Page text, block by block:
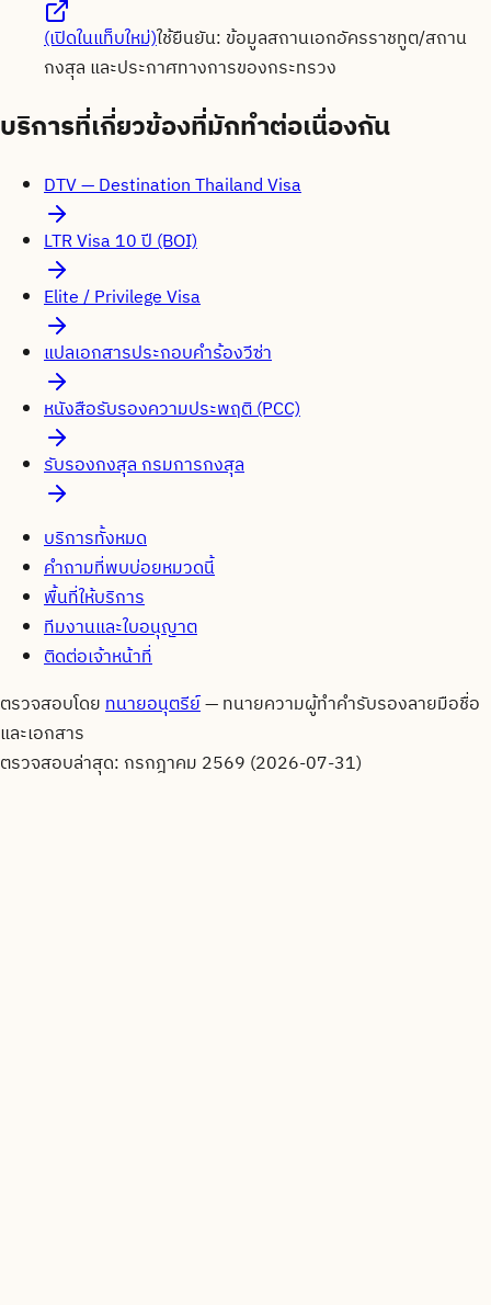
(เปิดในแท็บใหม่)ใช้ยืนยัน: ข้อมูลสถานเอกอัครราชทูต/สถาน
กงสุล และประกาศทางการของกระทรวง
บริการที่เกี่ยวข้องที่มักทำต่อเนื่องกัน
DTV — Destination Thailand Visa
LTR Visa 10 ปี (BOI)
Elite / Privilege Visa
แปลเอกสารประกอบคำร้องวีซ่า
หนังสือรับรองความประพฤติ (PCC)
รับรองกงสุล กรมการกงสุล
บริการทั้งหมด
คำถามที่พบบ่อยหมวดนี้
พื้นที่ให้บริการ
ทีมงานและใบอนุญาต
ติดต่อเจ้าหน้าที่
ตรวจสอบโดยทนายอนุตรีย์—ทนายความผู้ทำคำรับรองลายมือชื่อ
และเอกสาร
ตรวจสอบล่าสุด: กรกฎาคม 2569 (2026-07-31)